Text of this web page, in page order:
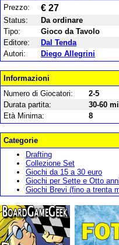
Prezzo:
€ 27
Status:
Da ordinare
Tipo:
Gioco da Tavolo
Editore:
Dal Tenda
Autori:
Diego Allegrini
Informazioni
Numero di Giocatori:
2-5
Durata partita:
30-60
Età Minima:
8
Categorie
Drafting
Collezione Set
Giochi da 15 a 30 euro
Giochi per Sette e Otto anni
Giochi Brevi (fino a trenta